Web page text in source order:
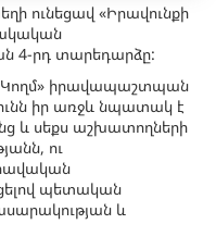
ունեցավ «Իրավունքի
4-րդ տարեդարձը:
Կողմ» իրավապաշտպան
իր առջև նպատակ է
և սեքս աշխատողների
ու
պետական
և